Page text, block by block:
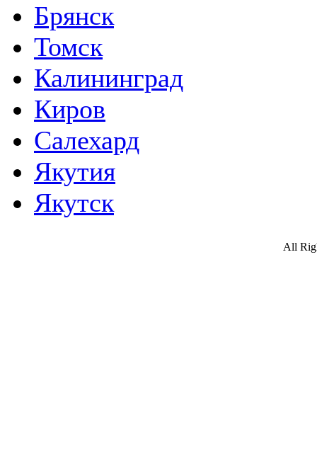
Брянск
Томск
Калининград
Киров
Салехард
Якутия
Якутск
All